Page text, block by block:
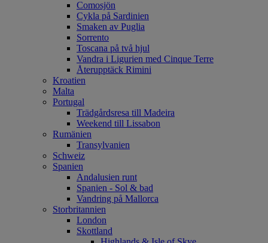
Comosjön
Cykla på Sardinien
Smaken av Puglia
Sorrento
Toscana på två hjul
Vandra i Ligurien med Cinque Terre
Återupptäck Rimini
Kroatien
Malta
Portugal
Trädgårdsresa till Madeira
Weekend till Lissabon
Rumänien
Transylvanien
Schweiz
Spanien
Andalusien runt
Spanien - Sol & bad
Vandring på Mallorca
Storbritannien
London
Skottland